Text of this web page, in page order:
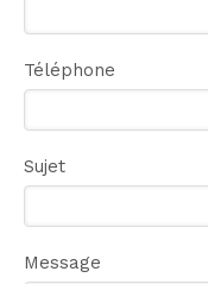
Téléphone
Sujet
Message